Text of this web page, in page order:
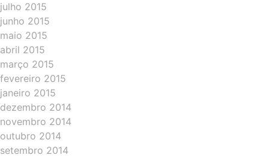
julho 2015
junho 2015
maio 2015
abril 2015
março 2015
fevereiro 2015
janeiro 2015
dezembro 2014
novembro 2014
outubro 2014
setembro 2014